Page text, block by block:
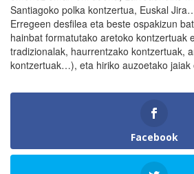
Santiagoko polka kontzertua, Euskal
Erregeen desfilea eta beste ospakizun
hainbat formatutako aretoko kontzertuak
tradizionalak, haurrentzako kontzertuak,
kontzertuak…), eta hiriko auzoetako jaiak
Facebook